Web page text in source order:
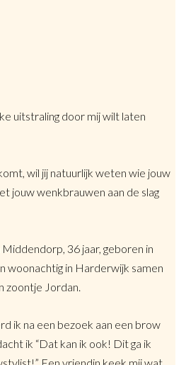
uitstraling door mij wilt laten
wil jij natuurlijk weten wie jouw
jouw wenkbrauwen aan de slag
36 jaar, geboren in
woonachtig in Harderwijk samen
zoontje Jordan.
ik na een bezoek aan een brow
ik “Dat kan ik ook! Dit ga ik